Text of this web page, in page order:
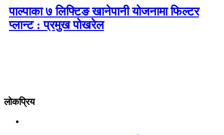
पाल्पाका ७ लिफ्टिङ खानेपानी योजनामा फिल्टर
प्लान्ट : प्रमुख पोखरेल
लोकप्रिय